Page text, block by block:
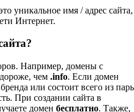
уникальное имя / адрес сайта,
Интернет.
Например, домены с
чем .info. Если домен
или состоит всего из
При создании сайта в
домен бесплатно. Также,